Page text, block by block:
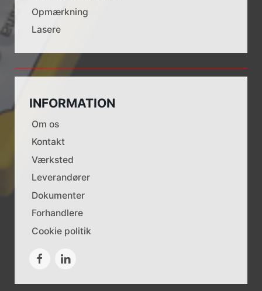
Opmærkning
Lasere
INFORMATION
Om os
Kontakt
Værksted
Leverandører
Dokumenter
Forhandlere
Cookie politik